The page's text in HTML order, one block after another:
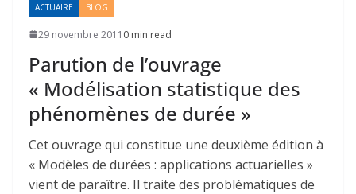
ACTUAIRE BLOG
29 novembre 2011 0 min read
Parution de l’ouvrage
« Modélisation statistique des
phénomènes de durée »
Cet ouvrage qui constitue une deuxième édition à
« Modèles de durées : applications actuarielles »
vient de paraître. Il traite des problématiques de